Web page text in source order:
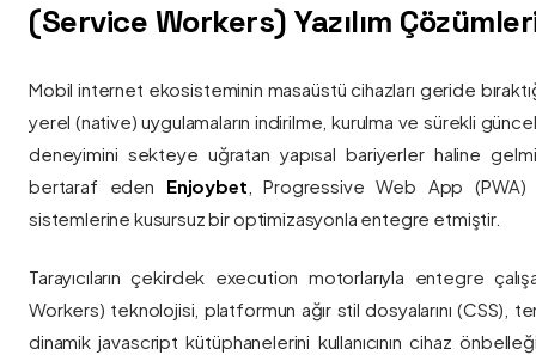
(Service Workers) Yazılım
Mobil internet ekosisteminin masaüstü cihazları geride
yerel (native) uygulamaların indirilme, kurulma ve sürekli
deneyimini sekteye uğratan yapısal bariyerler haline
bertaraf eden Enjoybet , Progressive Web App (PWA)
sistemlerine kusursuz bir optimizasyonla entegre etmiştir.
Tarayıcıların çekirdek execution motorlarıyla entegre
Workers) teknolojisi, platformun ağır stil dosyalarını (CSS),
dinamik javascript kütüphanelerini kullanıcının cihaz